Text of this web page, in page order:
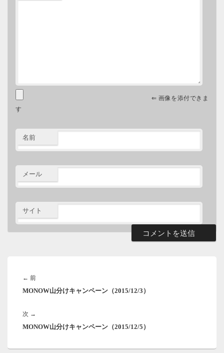
⇐ 画像を添付できま
す
名前
メール
サイト
ビ
ー
シ
← 前前
の
MONOW山分けキャンペーン（2015/12/3）
次 →
の
MONOW山分けキャンペーン（2015/12/5）